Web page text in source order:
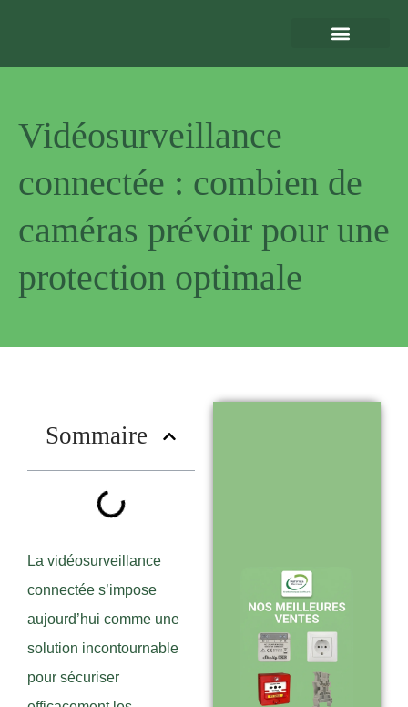
Vidéosurveillance
connectée : combien de
caméras prévoir pour une
protection optimale
Sommaire
La vidéosurveillance
connectée s’impose
aujourd’hui comme une
solution incontournable
pour sécuriser
Expédition sous
24-48h :
livraison rapide